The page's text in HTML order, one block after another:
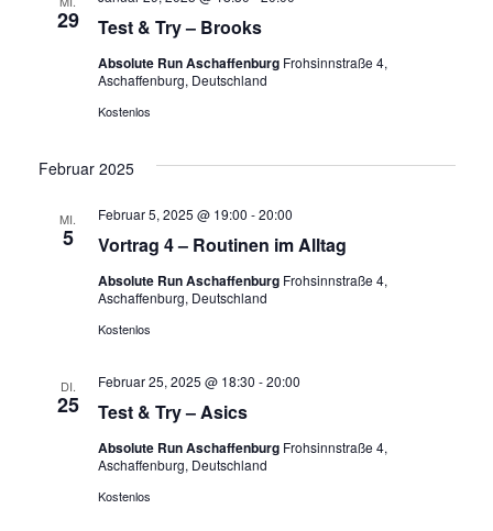
29 Test & Try – Brooks
Absolute Run Aschaffenburg Frohsinnstraße 4,
Aschaffenburg, Deutschland
Kostenlos
Februar 2025
MI.
5 Vortrag 4 – Routinen im Alltag
Februar 5, 2025 @ 19:00 -20:00
Absolute Run Aschaffenburg Frohsinnstraße 4,
Aschaffenburg, Deutschland
Kostenlos
DI.
25 Test & Try – Asics
Februar 25, 2025 @ 18:30 -20:00
Absolute Run Aschaffenburg Frohsinnstraße 4,
Aschaffenburg, Deutschland
Kostenlos